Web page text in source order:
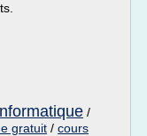
/
gratuit / cours